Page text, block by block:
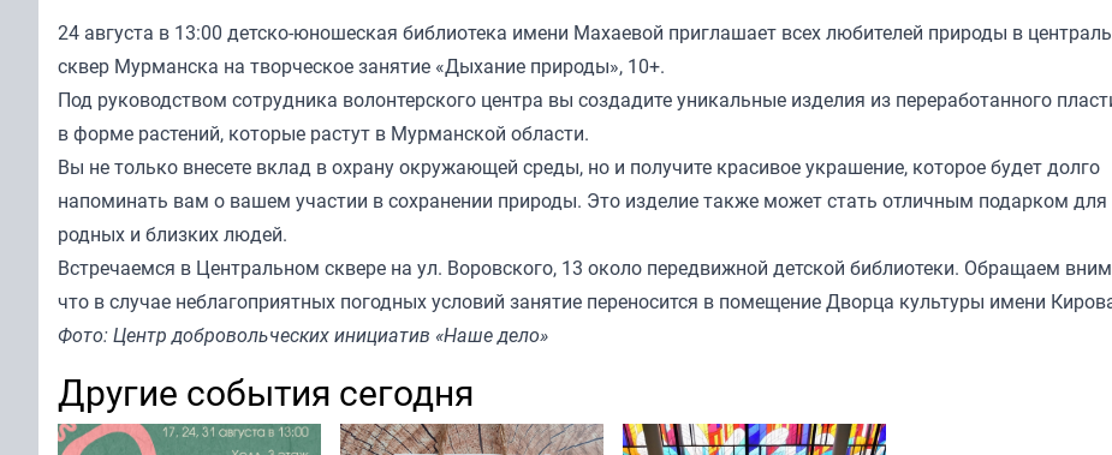
24 августа в 13:00 детско-юношеская библиотека имени Махаевой приглашает всех любителей природы в
сквер Мурманска на творческое занятие «Дыхание природы», 10+.
Под руководством сотрудника волонтерского центра вы создадите уникальные изделия из переработанного
в форме растений, которые растут в Мурманской области.
Вы не только внесете вклад в охрану окружающей среды, но и получите красивое украшение, которое будет долго
напоминать вам о вашем участии в сохранении природы. Это изделие также может стать отличным подарком для
родных и близких людей.
Встречаемся в Центральном сквере на ул. Воровского, 13 около передвижной детской библиотеки. Обращаем
что в случае неблагоприятных погодных условий занятие переносится в помещение Дворца культуры имени
Фото: Центр добровольческих инициатив «Наше дело»
Другие события сегодня